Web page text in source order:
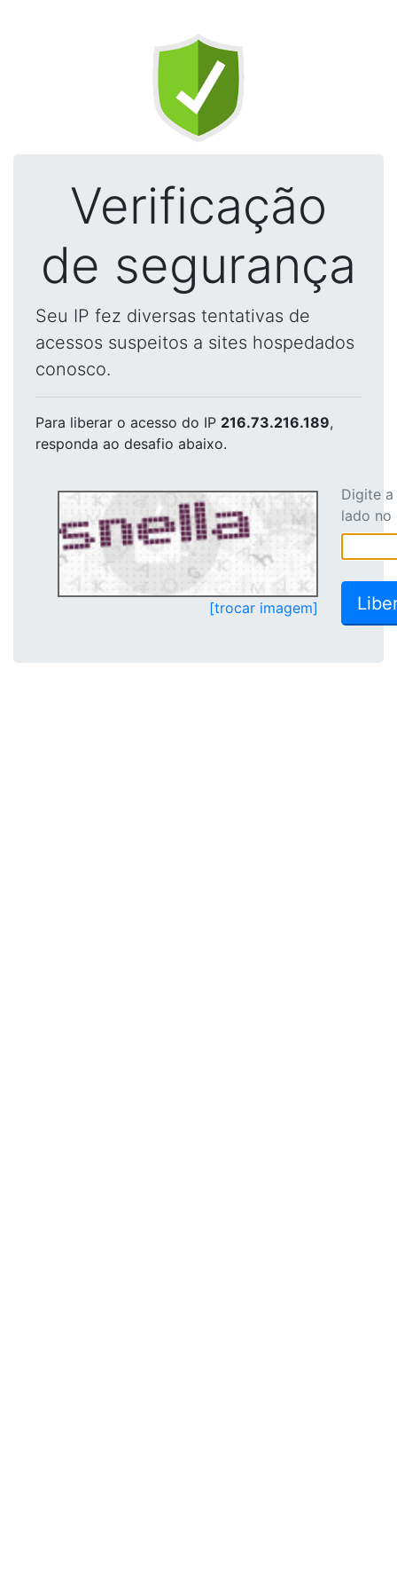
Verificação
de segurança
Seu IP fez diversas tentativas de
acessos suspeitos a sites hospedados
conosco.
Para liberar o acesso do IP 216.73.216.189,
responda ao desafio abaixo.
[trocar imagem]
Digite
lado no